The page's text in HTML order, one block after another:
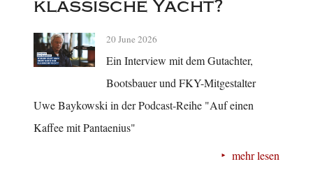
klassische Yacht?
20 June 2026
Ein Interview mit dem Gutachter,
Bootsbauer und FKY-Mitgestalter
Uwe Baykowski in der Podcast-Reihe "Auf einen
Kaffee mit Pantaenius"
mehr lesen